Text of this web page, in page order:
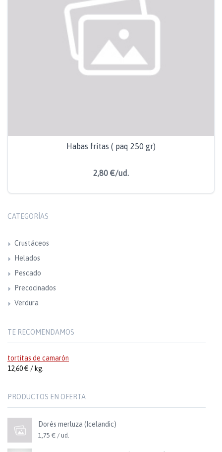
Habas fritas ( paq 250 gr)
2,80 €/ud.
CATEGORÍAS
Crustáceos
Helados
Pescado
Precocinados
Verdura
TE RECOMENDAMOS
tortitas de camarón
12,60 € / kg.
PRODUCTOS EN OFERTA
Dorés merluza (Icelandic)
1,75 € / ud.